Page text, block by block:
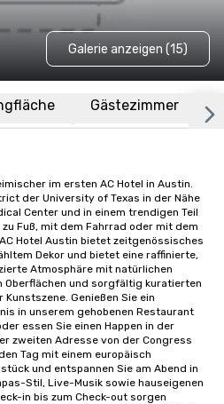
Galerie anzeigen (15)
Gästezimmer
im ersten AC Hotel in Austin.
der University of Texas in der Nähe
Center und in einem trendigen Teil
Fuß, mit dem Fahrrad oder mit dem
Hotel Austin bietet zeitgenössisches
Dekor und bietet eine raffinierte,
Atmosphäre mit natürlichen
und sorgfältig kuratierten
Genießen Sie ein
in unserem gehobenen Restaurant
essen Sie einen Happen in der
zweiten Adresse von der Congress
Tag mit einem europäisch
und entspannen Sie am Abend in
Stil, Live-Musik sowie hauseigenen
in bis zum Check-out sorgen